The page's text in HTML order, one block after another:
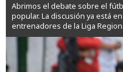
Abrimos el debate sobre el
popular. La discusión ya está
entrenadores de la Liga